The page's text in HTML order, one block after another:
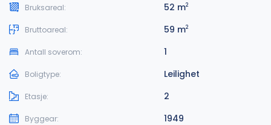
Bruksareal: 52 m2
Bruttoareal: 59 m2
Antall soverom: 1
Boligtype: Leilighet
Etasje: 2
Byggear: 1949